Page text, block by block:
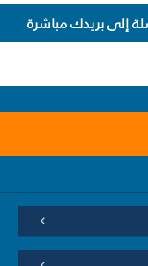
إلى بريدك مباشرة